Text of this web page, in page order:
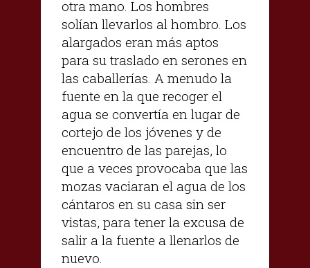
otra mano. Los hombres
solían llevarlos al hombro. Los
alargados eran más aptos
para su traslado en serones en
las caballerías. A menudo la
fuente en la que recoger el
agua se convertía en lugar de
cortejo de los jóvenes y de
encuentro de las parejas, lo
que a veces provocaba que las
mozas vaciaran el agua de los
cántaros en su casa sin ser
vistas, para tener la excusa de
salir a la fuente a llenarlos de
nuevo.